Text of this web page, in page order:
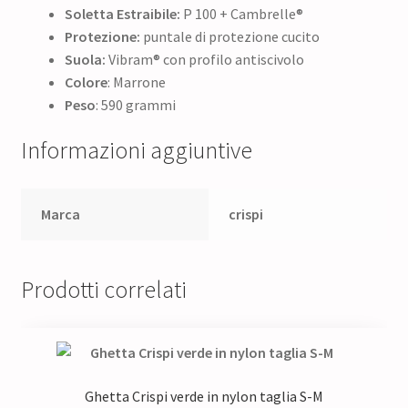
Soletta Estraibile: P 100 + Cambrelle®
Protezione: puntale di protezione cucito
Suola: Vibram® con profilo antiscivolo
Colore: Marrone
Peso: 590 grammi
Informazioni aggiuntive
Marca crispi
Prodotti correlati
Ghetta Crispi verde in nylon taglia S-M